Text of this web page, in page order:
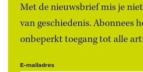
Met de nieuwsbrief mis je
van geschiedenis. Abonnees
onbeperkt toegang tot alle
E-mailadres